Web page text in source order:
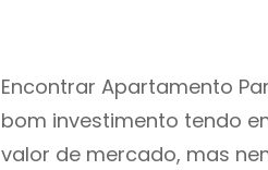
Encontrar Apartamento
bom investimento tendo
valor de mercado, mas